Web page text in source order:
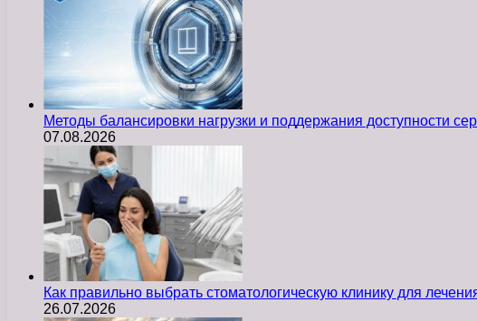
Методы балансировки нагрузки и поддержания доступности
07.08.2026
Как правильно выбрать стоматологическую клинику для
26.07.2026